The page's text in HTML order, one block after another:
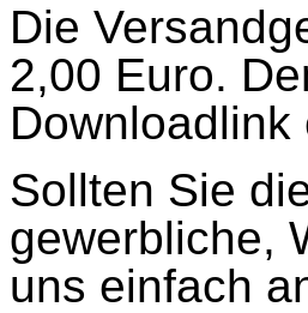
Die
2,00 Euro.
Sollten Sie
gewerbliche,
uns einfach